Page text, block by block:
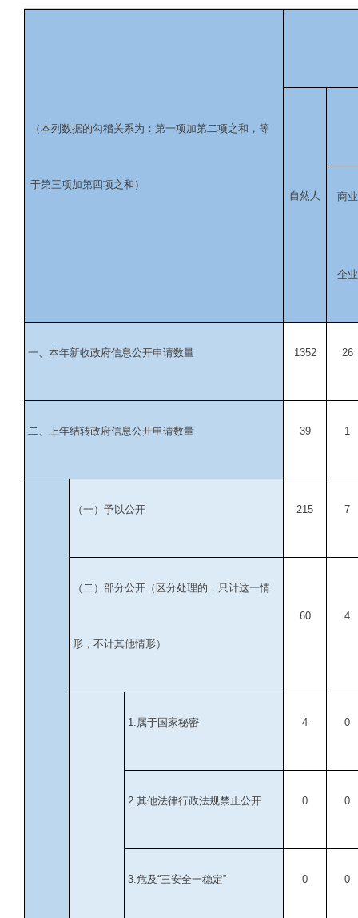
（本列数据的勾稽关系为：第一项加第二项之和，等
于第三项加第四项之和）
自然人
商业
企业
一、本年新收政府信息公开申请数量 1352 26
二、上年结转政府信息公开申请数量 39 1
（一）予以公开 215 7
（二）部分公开 （区分处理的，只计这一情
形，不计其他情形）
60 4
1. 属于国家秘密 4 0
2. 其他法律行政法规禁止公开 0 0
3. 危及“三安全一稳定” 0 0